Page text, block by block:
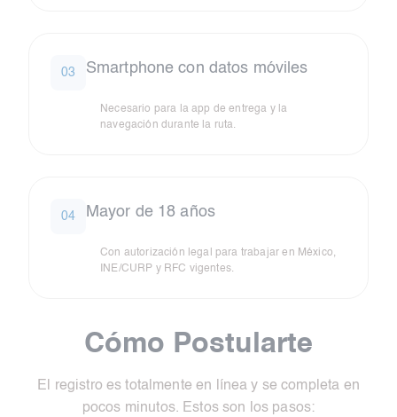
03 Smartphone con datos móviles
Necesario para la app de entrega y la
navegación durante la ruta.
04 Mayor de 18 años
Con autorización legal para trabajar en México,
INE/CURP y RFC vigentes.
Cómo Postularte
El registro es totalmente en línea y se completa en
pocos minutos. Estos son los pasos: